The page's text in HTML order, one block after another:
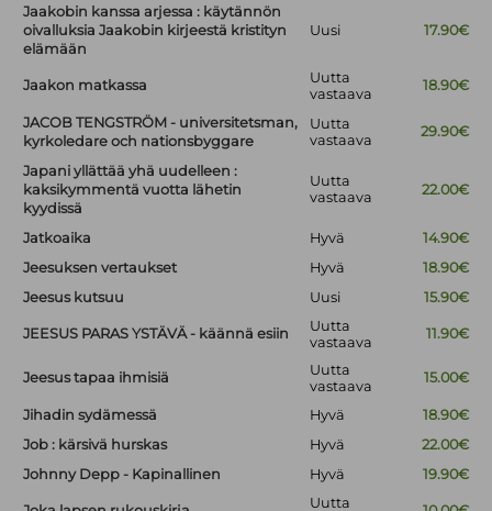
Jaakobin kanssa arjessa : käytännön
oivalluksia Jaakobin kirjeestä kristityn
elämään
Uusi 17.90€
Jaakon matkassa
Uutta
vastaava
18.90€
JACOB TENGSTRÖM - universitetsman,
kyrkoledare och nationsbyggare
Uutta
vastaava
29.90€
Japani yllättää yhä uudelleen :
kaksikymmentä vuotta lähetin
kyydissä
Uutta
vastaava
22.00€
Jatkoaika Hyvä
14.90€
Jeesuksen vertaukset
Hyvä
18.90€
Jeesus kutsuu
Uusi 15.90€
JEESUS PARAS YSTÄVÄ - käännä esiin
Uutta
vastaava
11.90€
Jeesus tapaa ihmisiä
Uutta
vastaava
15.00€
Jihadin sydämessä Hyvä
18.90€
Job : kärsivä hurskas
Hyvä
22.00€
Johnny Depp - Kapinallinen
Hyvä 19.90€
Uutta